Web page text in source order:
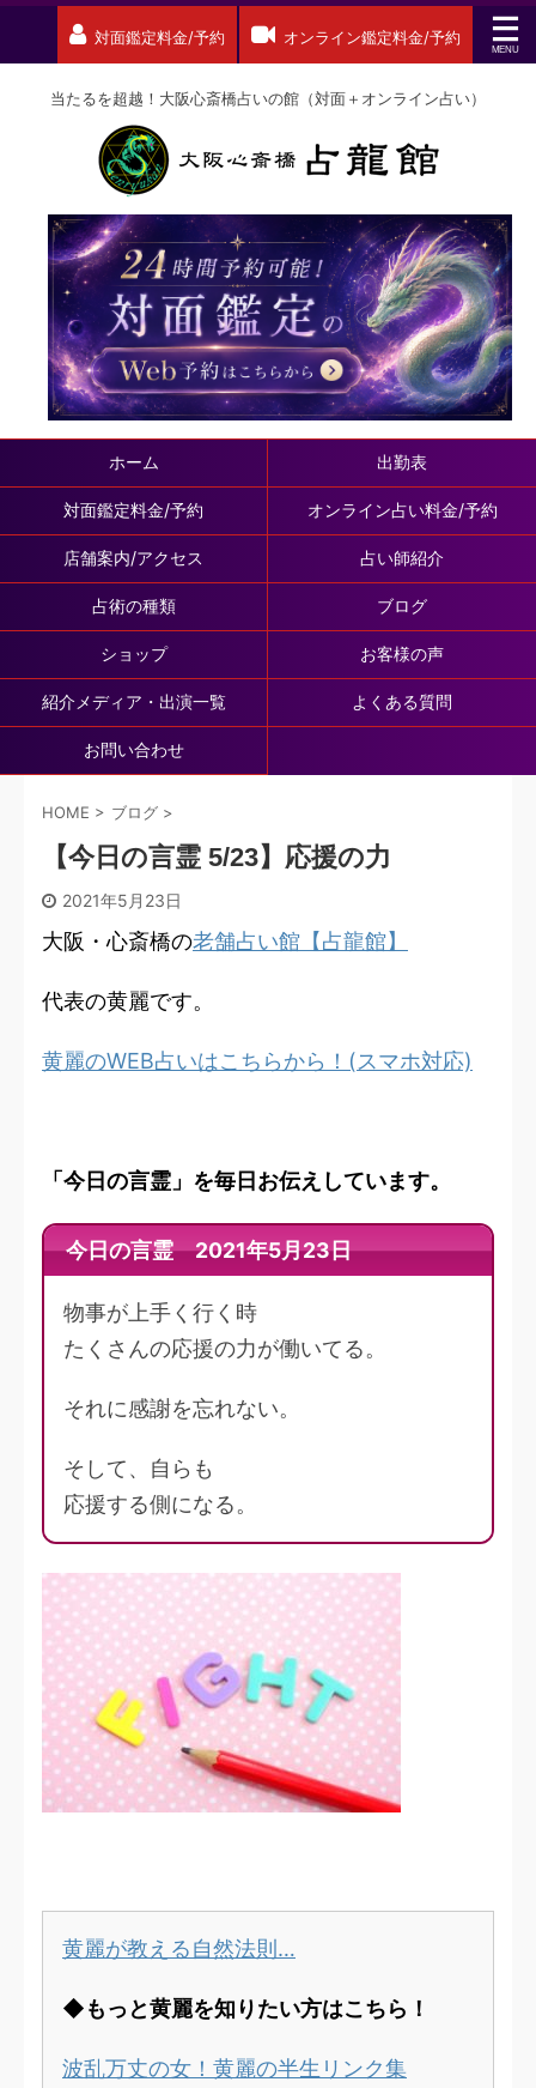
対面鑑定料金/予約 オンライン鑑定料金/予約
当たるを超越！大阪心斎橋占いの館（対面＋オンライン占い）
ホーム 出勤表
対面鑑定料金/予約 オンライン占い料金/予約
店舗案内/アクセス 占い師紹介
占術の種類 ブログ
ショップ お客様の声
紹介メディア・出演一覧 よくある質問
お問い合わせ
HOME > ブログ >
【今日の言霊 5/23】応援の力
2021年5月23日
大阪・心斎橋の老舗占い館【占龍館】
代表の黄麗です。
黄麗のWEB占いはこちらから！(スマホ対応)
「今日の言霊」を毎日お伝えしています。
今日の言霊 2021年5月23日
物事が上手く行く時
たくさんの応援の力が働いてる。
それに感謝を忘れない。
そして、自らも
応援する側になる。
黄麗が教える自然法則…
◆もっと黄麗を知りたい方はこちら！
波乱万丈の女！黄麗の半生リンク集